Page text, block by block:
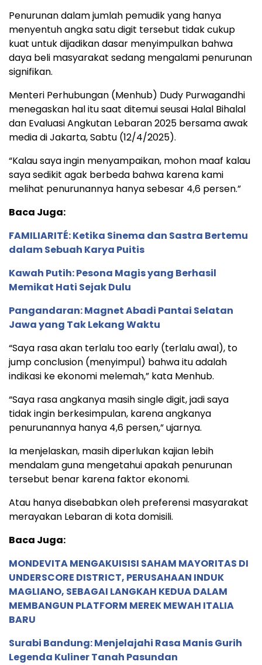
Penurunan dalam jumlah pemudik yang hanya
menyentuh angka satu digit tersebut tidak cukup
kuat untuk dijadikan dasar menyimpulkan bahwa
daya beli masyarakat sedang mengalami penurunan
signifikan.
Menteri Perhubungan (Menhub) Dudy Purwagandhi
menegaskan hal itu saat ditemui seusai Halal Bihalal
dan Evaluasi Angkutan Lebaran 2025 bersama awak
media di Jakarta, Sabtu (12/4/2025).
“Kalau saya ingin menyampaikan, mohon maaf kalau
saya sedikit agak berbeda bahwa karena kami
melihat penurunannya hanya sebesar 4,6 persen.”
Baca Juga:
FAMILIARITÉ: Ketika Sinema dan Sastra Bertemu
dalam Sebuah Karya Puitis
Kawah Putih: Pesona Magis yang Berhasil
Memikat Hati Sejak Dulu
Pangandaran: Magnet Abadi Pantai Selatan
Jawa yang Tak Lekang Waktu
“Saya rasa akan terlalu too early (terlalu awal), to
jump conclusion (menyimpul) bahwa itu adalah
indikasi ke ekonomi melemah,” kata Menhub.
“Saya rasa angkanya masih single digit, jadi saya
tidak ingin berkesimpulan, karena angkanya
penurunannya hanya 4,6 persen,” ujarnya.
Ia menjelaskan, masih diperlukan kajian lebih
mendalam guna mengetahui apakah penurunan
tersebut benar karena faktor ekonomi.
Atau hanya disebabkan oleh preferensi masyarakat
merayakan Lebaran di kota domisili.
Baca Juga:
MONDEVITA MENGAKUISISI SAHAM MAYORITAS DI
UNDERSCORE DISTRICT, PERUSAHAAN INDUK
MAGLIANO, SEBAGAI LANGKAH KEDUA DALAM
MEMBANGUN PLATFORM MEREK MEWAH ITALIA
BARU
Surabi Bandung: Menjelajahi Rasa Manis Gurih
Legenda Kuliner Tanah Pasundan